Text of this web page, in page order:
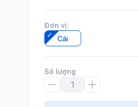
Đơn vị:
Cái
Số lượng